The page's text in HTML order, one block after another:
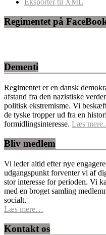
Eksporter til XML
Regimentet på
Dementi
Regimentet er en dansk
afstand fra den nazistiske
politisk ekstremisme. Vi
de tyske tropper ud fra en
formidlingsinteresse. Læs
Bliv medlem
Vi leder altid efter nye
udgangspunkt forventer vi af
stor interesse for perioden. Vi
med en broget samling
socialt.
Læs mere…
Kontakt os